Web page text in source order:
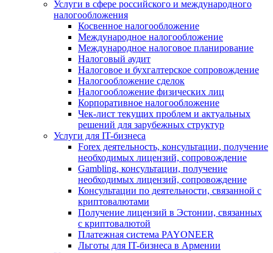
Услуги в сфере российского и международного
налогообложения
Косвенное налогообложение
Международное налогообложение
Международное налоговое планирование
Налоговый аудит
Налоговое и бухгалтерское сопровождение
Налогообложение сделок
Налогообложение физических лиц
Корпоративное налогообложение
Чек-лист текущих проблем и актуальных
решений для зарубежных структур
Услуги для IT-бизнеса
Forex деятельность, консультации, получение
необходимых лицензий, сопровождение
Gambling, консультации, получение
необходимых лицензий, сопровождение
Консультации по деятельности, связанной с
криптовалютами
Получение лицензий в Эстонии, связанных
с криптовалютой
Платежная система PAYONEER
Льготы для IT-бизнеса в Армении